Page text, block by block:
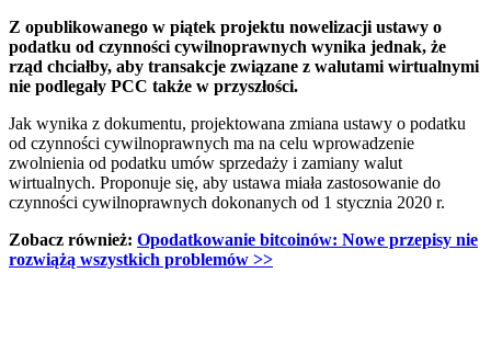
Z opublikowanego w piątek projektu nowelizacji ustawy o
podatku od czynności cywilnoprawnych wynika jednak, że
rząd chciałby, aby transakcje związane z walutami wirtualnymi
nie podlegały PCC także w przyszłości.
Jak wynika z dokumentu, projektowana zmiana ustawy o podatku
od czynności cywilnoprawnych ma na celu wprowadzenie
zwolnienia od podatku umów sprzedaży i zamiany walut
wirtualnych. Proponuje się, aby ustawa miała zastosowanie do
czynności cywilnoprawnych dokonanych od 1 stycznia 2020 r.
Zobacz również: Opodatkowanie bitcoinów: Nowe przepisy nie
rozwiążą wszystkich problemów >>